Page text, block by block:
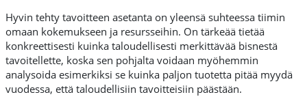
Hyvin tehty tavoitteen asetanta on yleensä suhteessa tiimin
omaan kokemukseen ja resursseihin. On tärkeää tietää
konkreettisesti kuinka taloudellisesti merkittävää bisnestä
tavoitellette, koska sen pohjalta voidaan myöhemmin
analysoida esimerkiksi se kuinka paljon tuotetta pitää myydä
vuodessa, että taloudellisiin tavoitteisiin päästään.